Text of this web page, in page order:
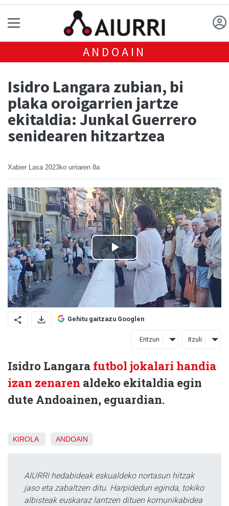
ANDOAIN
Isidro Langara zubian, bi
plaka oroigarrien jartze
ekitaldia: Junkal Guerrero
senidearen hitzartzea
Xabier Lasa 2023ko urriaren 8a
Gehitu gaitzazu Googlen
Entzun Itzuli
Isidro Langara futbol jokalari handia
izan zenaren aldeko ekitaldia egin
dute Andoainen, eguardian.
KIROLA ANDOAIN
AIURRI hedabideak eskualdeko nortasun hitzak
jaso eta zabaltzen ditu. Harpidedun eginda, tokiko
albisteak euskaraz lantzen dituen komunikabidea